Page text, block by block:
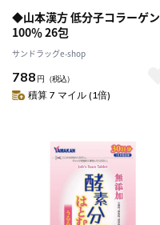
◆山本漢方 低分子コラーゲン
100％ 26包
サンドラッグe-shop
788 円 （税込）
積算 7 マイル (1倍)